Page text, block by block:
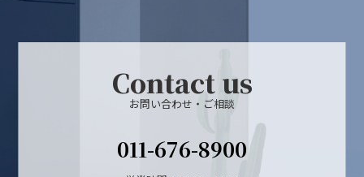
Contact us
お問い合わせ・ご相談
011-676-8900